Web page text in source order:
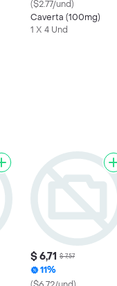
($2.77/und)
Caverta (100mg)
1 X 4 Und
$ 6,71 $ 7,57
11%